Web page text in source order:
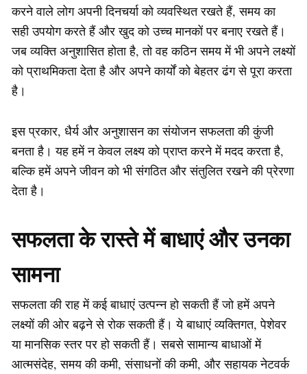
करने वाले लोग अपनी दिनचर्या को व्यवस्थित रखते हैं, समय का
सही उपयोग करते हैं और खुद को उच्च मानकों पर बनाए रखते हैं।
जब व्यक्ति अनुशासित होता है, तो वह कठिन समय में भी अपने लक्ष्यों
को प्राथमिकता देता है और अपने कार्यों को बेहतर ढंग से पूरा करता
है।
इस प्रकार, धैर्य और अनुशासन का संयोजन सफलता की कुंजी
बनता है। यह हमें न केवल लक्ष्य को प्राप्त करने में मदद करता है,
बल्कि हमें अपने जीवन को भी संगठित और संतुलित रखने की प्रेरणा
देता है।
सफलता के रास्ते में बाधाएं और उनका
सामना
सफलता की राह में कई बाधाएं उत्पन्न हो सकती हैं जो हमें अपने
लक्ष्यों की ओर बढ़ने से रोक सकती हैं। ये बाधाएं व्यक्तिगत, पेशेवर
या मानसिक स्तर पर हो सकती हैं। सबसे सामान्य बाधाओं में
आत्मसंदेह, समय की कमी, संसाधनों की कमी, और सहायक नेटवर्क